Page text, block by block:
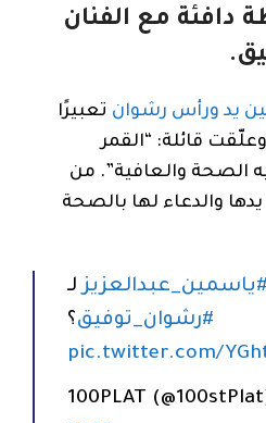
دافئة مع الفنان
يد ورأس رشوان تعبيرًا
قائلة: “القمر
الصحة والعافية”. من
والدعاء لها بالصحة
#ياسمين_عبدالعزيزلـ
#رشوان_توفيق ؟
pic.twitter.com/